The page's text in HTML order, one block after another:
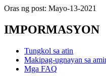
Oras ng post: Mayo-13-2021
IMPORMASYON
Tungkol sa atin
Makipag-ugnayan sa
Mga FAQ